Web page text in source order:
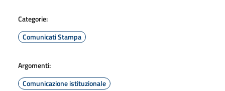
Categorie:
Comunicati Stampa
Argomenti:
Comunicazione istituzionale